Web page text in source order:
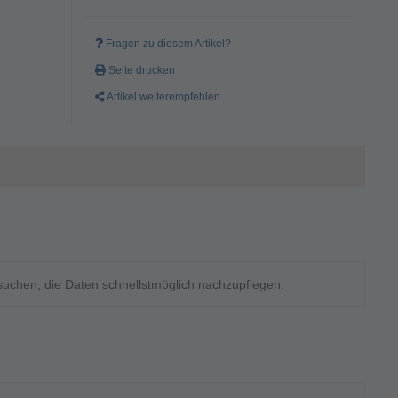
Fragen zu diesem Artikel?
Seite drucken
Artikel weiterempfehlen
die Daten schnellstmöglich nachzupflegen.